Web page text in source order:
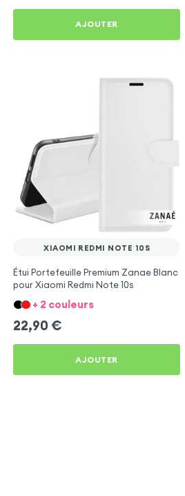
AJOUTER
XIAOMI REDMI NOTE 10S
Étui Portefeuille Premium Zanae Blanc
pour Xiaomi Redmi Note 10s
+ 2 couleurs
22,90 €
AJOUTER